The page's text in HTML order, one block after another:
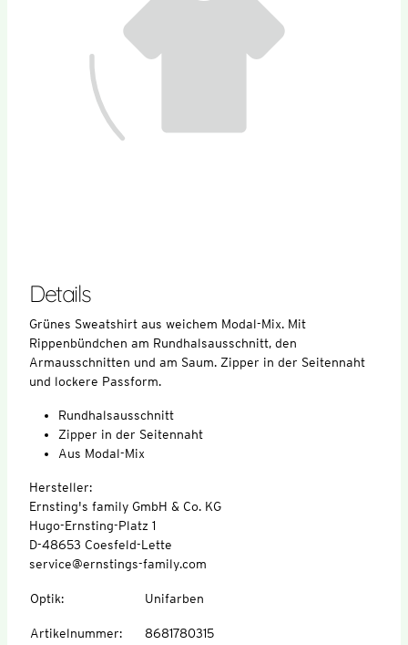
Details
Grünes Sweatshirt aus weichem Modal-Mix. Mit
Rippenbündchen am Rundhalsausschnitt, den
Armausschnitten und am Saum. Zipper in der Seitennaht
und lockere Passform.
Rundhalsausschnitt
Zipper in der Seitennaht
Aus Modal-Mix
Hersteller:
Ernsting's family GmbH & Co. KG
Hugo-Ernsting-Platz 1
D-48653 Coesfeld-Lette
service@ernstings-family.com
Optik: Unifarben
Artikelnummer: 8681780315